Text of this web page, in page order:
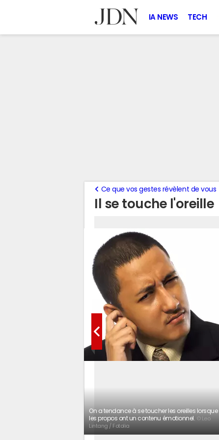
IA NEWS TECH
Il se touche l'oreille
Ce que vos gestes révèlent de vous
On a tendance à se toucher les oreilles lorsque
les propos ont un contenu émotionnel.
© Leo
Lintang / Fotolia